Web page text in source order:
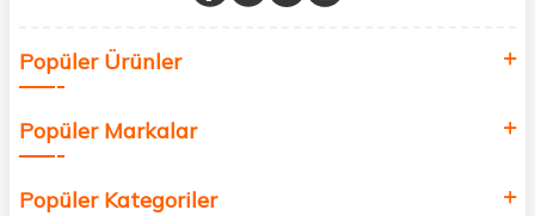
değer katmak için bize katılın!
Popüler Ürünler
Popüler Markalar
Popüler Kategoriler